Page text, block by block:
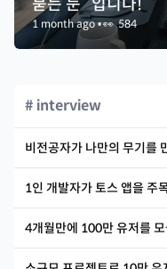
묻는 눈” 입니다!
1 month ago•👀584
# interview
비전공자가 나만의 무기를
1인 개발자가 토스 앱을 주
4개월만에 100만 유저를